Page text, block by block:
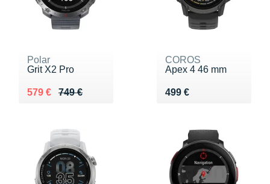
Polar
Grit X2 Pro
749 €
Au lieu de 749 €
579 €
Vendu 579 €
COROS
Apex 4 46 mm
499 €
Vendu 499 €